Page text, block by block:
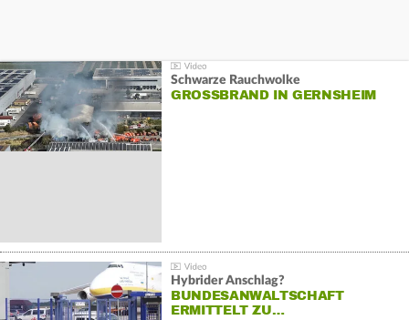
Schwarze Rauchwolke
GROSSBRAND IN GERNSHEIM
Hybrider Anschlag?
BUNDESANWALTSCHAFT
ERMITTELT ZU…